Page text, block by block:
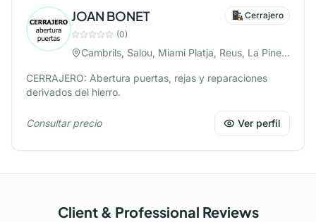
JOAN BONET
Cerrajero
(0)
Cambrils, Salou, Miami Platja, Reus, La Pineda, Vilaseca
CERRAJERO: Abertura puertas, rejas y reparaciones
derivados del hierro.
Consultar precio Ver perfil
Client & Professional Reviews